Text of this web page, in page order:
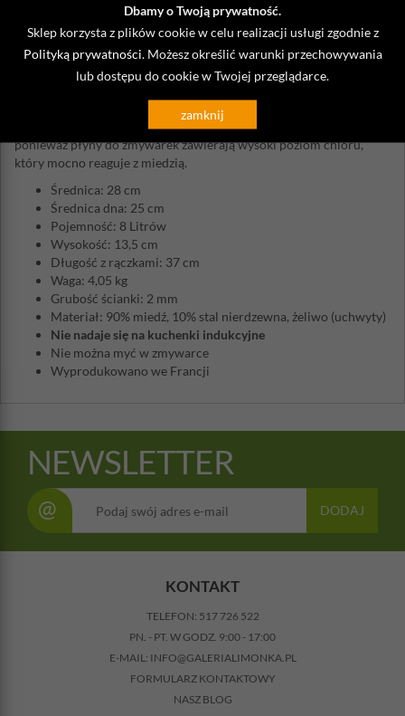
Dbamy o Twoją prywatność.
Sklep korzysta z plików cookie w celu realizacji usługi zgodnie z
Polityką prywatności. Możesz określić warunki przechowywania
lub dostępu do cookie w Twojej przeglądarce.
zamknij
bezpośredniego kontaktu z większością produktów spożywczych: w
związku z tym jest stosowana w połączeniu z innymi metalami we
Do czyszczenia miedzi używaj specjalnej, łatwej w użyciu pasty,
powierzchni ze stali nierdzewnej lub ocynkowanych myć w zwykły
sposób - ręcznie. Czyszczenie w zmywarce nie jest zalecane,
ponieważ płyny do zmywarek zawierają wysoki poziom chloru,
który mocno reaguje z miedzią.
Średnica: 28 cm
Średnica dna: 25 cm
Pojemność: 8 Litrów
Wysokość: 13,5 cm
Długość z rączkami: 37 cm
Waga: 4,05 kg
Grubość ścianki: 2 mm
Materiał: 90% miedź, 10% stal nierdzewna, żeliwo (uchwyty)
Nie nadaje się na kuchenki indukcyjne
Nie można myć w zmywarce
Wyprodukowano we Francji
NEWSLETTER
@ DODAJ
KONTAKT
TELEFON: 517 726 522
PN. - PT. W GODZ. 9:00 - 17:00
E-MAIL: INFO@GALERIALIMONKA.PL
FORMULARZ KONTAKTOWY
NASZ BLOG